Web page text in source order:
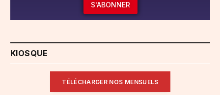
S'ABONNER
KIOSQUE
TÉLÉCHARGER NOS MENSUELS